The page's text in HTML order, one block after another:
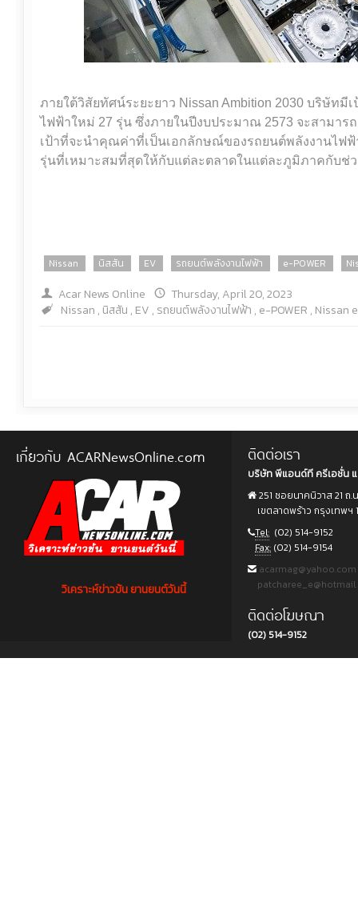
ภายใต้วิสัยทัศน์ระยะยาว Nissan Ambition 2030 บริษั
ไฟฟ้าใหม่ 27 รุ่น ซึ่งภายในปีงบประมาณ 2573 จะสามา
เป้าที่จะนำคุณค่าที่เป็นเอกลักษณ์ของรถยนต์พลังงานไฟ
รุ่นที่เหมาะสมที่สุดให้กับแต่ละตลาดในแต่ละภูมิภาคกับช่ว
Nissan นิสสัน EV รถยนต์พลังงานไฟฟ้า e-POWER
Acar News Online
Thursday, April 20, 2023
Nissan , นิสสัน , EV , รถยนต์พลังงานไฟฟ้า , e-POWER , Nissan
เกี่ยวกับ ACARNewsOnline.com
วิเคราะห์ข่าวข้น ยานยนต์วันนี้
ติดต่อเรา
บริษัท พีแอนด์ที ครีเอชั่น
251 ซอยนาคนิวาส 21 ถ
เขตลาดพร้าว กรุงเทพฯ
Tel: (02) 514-9152
Fax: (02) 514-9154
acarmag@yahoo.com
ติดต่อโฆษณา
(02) 514-9152